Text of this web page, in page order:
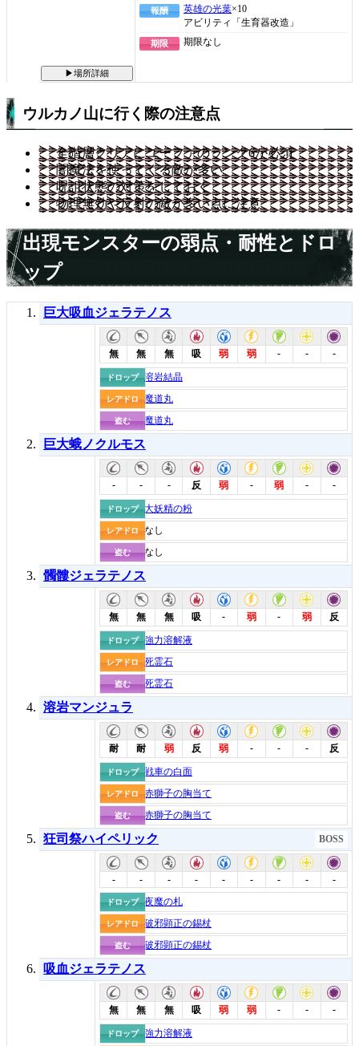
▶場所詳細
報酬 英雄の光葉×10
アビリティ「生育器改造」
期限 期限なし
ウルカノ山に行く際の注意点
全階層クリアにユーファのランク6が必須
闇魔法を使ってくる敵が多い
呪詛状態の対策をしておく
物理無効や反射の敵が多い点に注意
出現モンスターの弱点・耐性とドロ
ップ
巨大吸血ジェラテノス
無 無 無 吸 弱 弱 - - -
ドロップ 溶岩結晶
レアドロ 魔道丸
盗む 魔道丸
巨大蛾ノクルモス
- - - 反 弱 - 弱 - -
ドロップ 大妖精の粉
レアドロ なし
盗む なし
髑髏ジェラテノス
無 無 無 吸 - 弱 - 弱 反
ドロップ 強力溶解液
レアドロ 死霊石
盗む 死霊石
溶岩マンジュラ
耐 耐 弱 反 弱 - - - 反
ドロップ 戦車の白面
レアドロ 赤獅子の胸当て
盗む 赤獅子の胸当て
狂司祭ハイペリック BOSS
- - - - - - - - -
ドロップ 夜魔の札
レアドロ 破邪顕正の錫杖
盗む 破邪顕正の錫杖
吸血ジェラテノス
無 無 無 吸 弱 弱 - - -
ドロップ 強力溶解液